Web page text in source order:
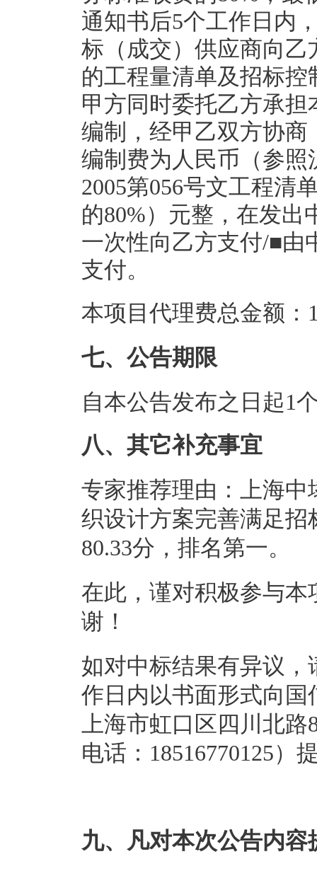
通知书后5个工作日内
标（成交）供应商向乙
的工程量清单及招标
甲方同时委托乙方承
编制，经甲乙双方协
编制费为人民币（参照
2005第056号文工程清
的80%）元整，在发出
一次性向乙方支付/■由
支付。
本项目代理费总金额：
七、公告期限
自本公告发布之日起1
八、其它补充事宜
专家推荐理由：上海
织设计方案完善满足招
80.33分，排名第一。
在此，谨对积极参与
谢！
如对中标结果有异议
作日内以书面形式向
上海市虹口区四川北路
电话： 18516770125）
九、凡对本次公告内